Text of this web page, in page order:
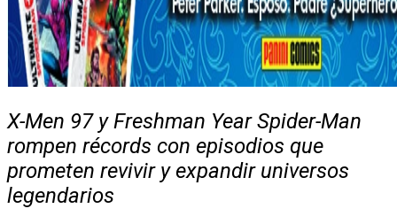
X-Men 97 y Freshman Year Spider-Man
rompen récords con episodios que
prometen revivir y expandir universos
legendarios